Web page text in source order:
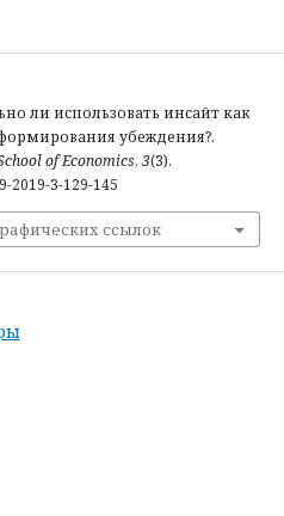
ли использовать инсайт как
убеждения?.
of Economics, 3(3).
2019-3-129-145
ссылок